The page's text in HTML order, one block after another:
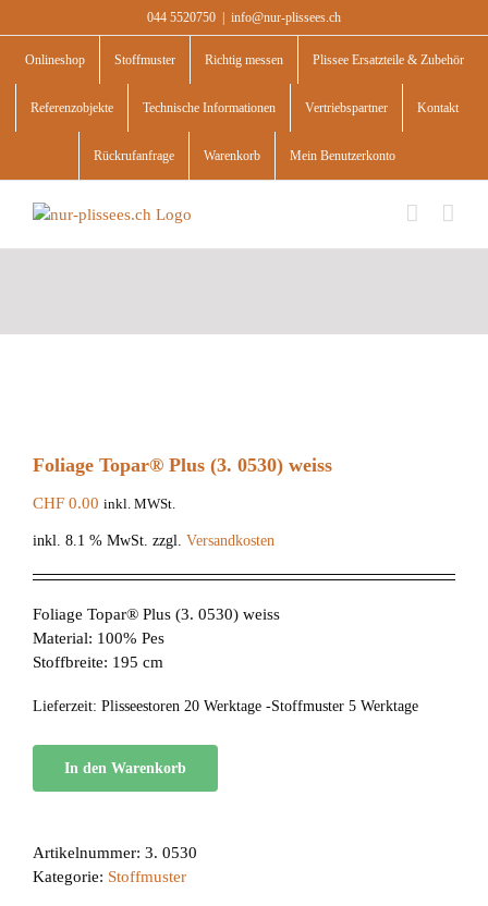
to
content
044 5520750 info@nur-plissees.ch
Onlineshop Stoffmuster Richtig messen Plissee Ersatzteile & Zubehör
Referenzobjekte Technische Informationen Vertriebspartner Kontakt
Rückrufanfrage Warenkorb Mein Benutzerkonto
Foliage Topar® Plus (3. 0530) weiss
CHF 0.00 inkl. MWSt.
inkl. 8.1 % MwSt. zzgl. Versandkosten
Foliage Topar® Plus (3. 0530) weiss
Material: 100% Pes
Stoffbreite: 195 cm
Lieferzeit: Plisseestoren 20 Werktage -Stoffmuster 5 Werktage
In den Warenkorb
Artikelnummer: 3. 0530
Kategorie: Stoffmuster